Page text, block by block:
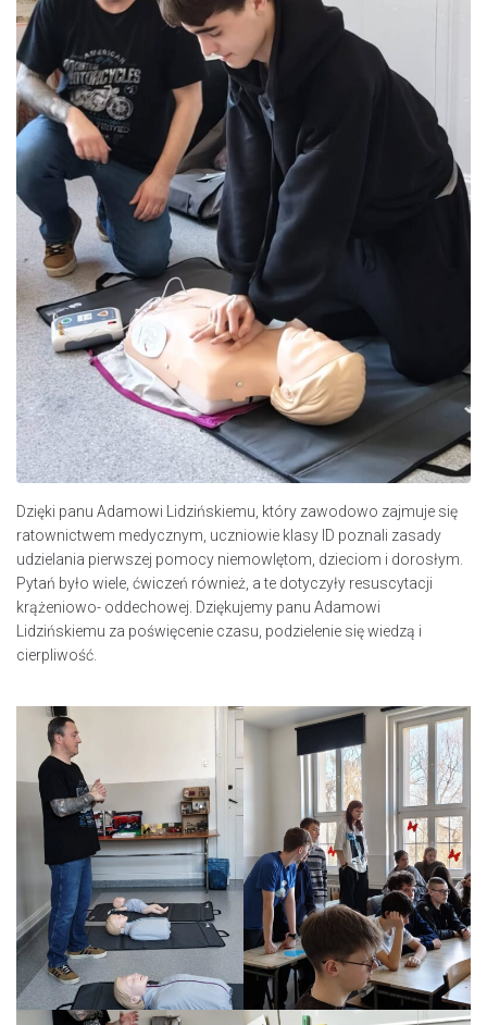
Dzięki panu Adamowi Lidzińskiemu, który zawodowo zajmuje się
ratownictwem medycznym, uczniowie klasy ID poznali zasady
udzielania pierwszej pomocy niemowlętom, dzieciom i dorosłym.
Pytań było wiele, ćwiczeń również, a te dotyczyły resuscytacji
krążeniowo- oddechowej. Dziękujemy panu Adamowi
Lidzińskiemu za poświęcenie czasu, podzielenie się wiedzą i
cierpliwość.